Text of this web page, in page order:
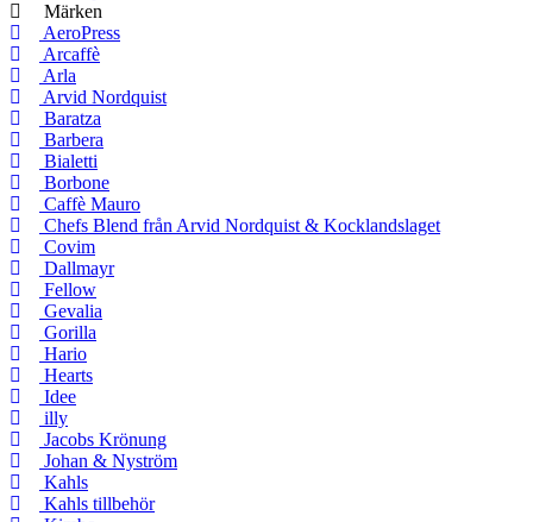
Märken
AeroPress
Arcaffè
Arla
Arvid Nordquist
Baratza
Barbera
Bialetti
Borbone
Caffè Mauro
Chefs Blend från Arvid Nordquist & Kocklandslaget
Covim
Dallmayr
Fellow
Gevalia
Gorilla
Hario
Hearts
Idee
illy
Jacobs Krönung
Johan & Nyström
Kahls
Kahls tillbehör